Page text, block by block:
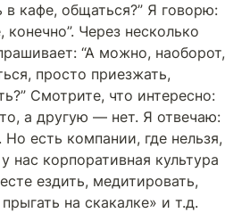
в кафе, общаться?” Я говорю:
Через несколько
“А можно, наоборот,
просто приезжать,
Смотрите, что интересно:
а другую — нет. Я отвечаю:
есть компании, где нельзя,
нас корпоративная культура
ездить, медитировать,
на скакалке» и т.д.